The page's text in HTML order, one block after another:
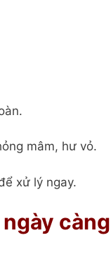
mâm, hư vỏ.
xử lý ngay.
càng